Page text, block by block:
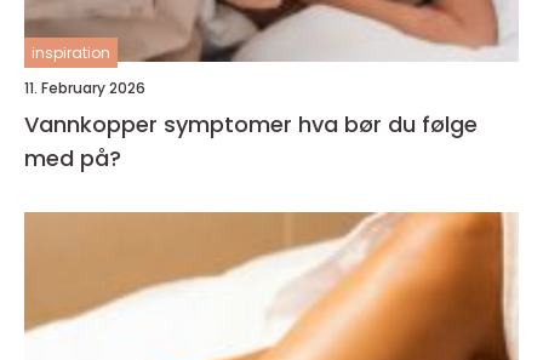
inspiration
11. February 2026
Vannkopper symptomer hva bør du følge
med på?